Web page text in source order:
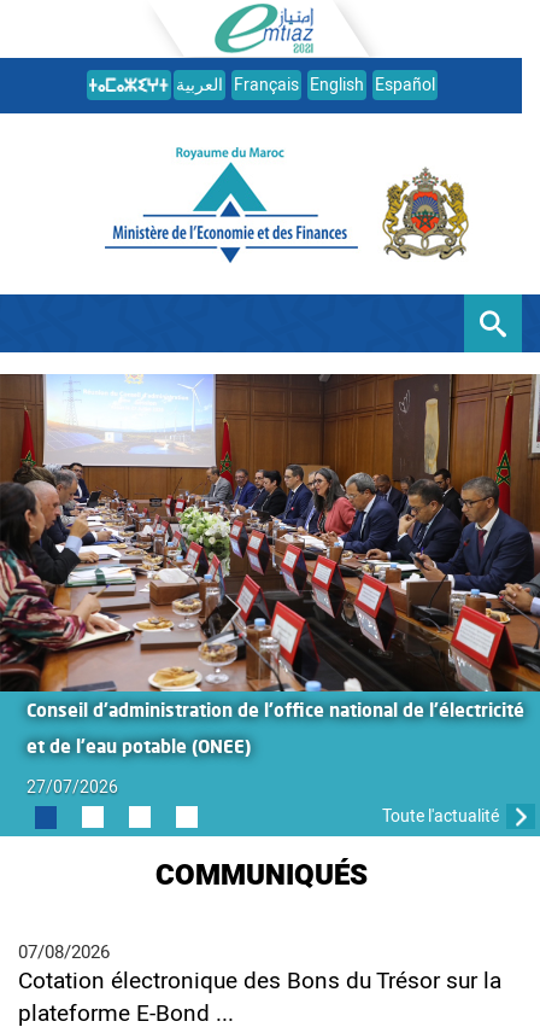
العربية Français English Español
Conseil d’administration de l’office national de l’électricité
et de l’eau potable (ONEE)
27/07/2026
Toute l'actualité
COMMUNIQUÉS
07/08/2026
Cotation électronique des Bons du Trésor sur la
plateforme E-Bond ...